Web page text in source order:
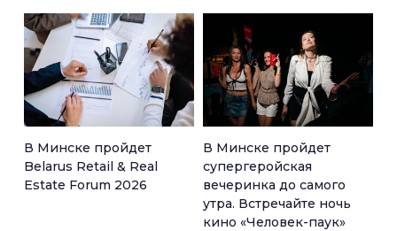
В Минске пройдет
Belarus Retail & Real
Estate Forum 2026
В Минске пройдет
супергеройская
вечеринка до самого
утра. Встречайте ночь
кино «Человек-паук»